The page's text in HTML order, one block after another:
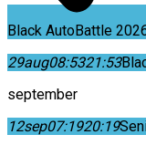
Black AutoBattle
29aug08:5321:53
september
12sep07:1920:19